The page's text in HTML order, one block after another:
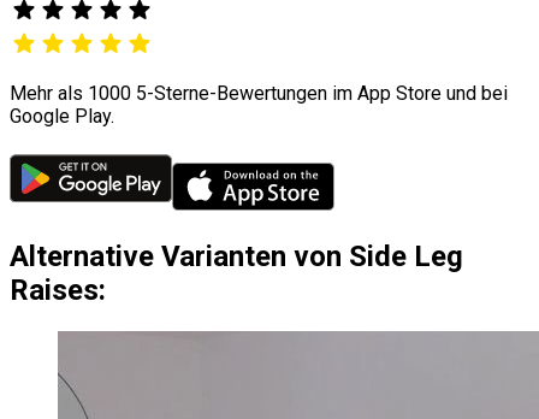
Mehr als 1000 5-Sterne-Bewertungen im App Store und bei
Google Play.
Alternative Varianten von Side Leg
Raises: